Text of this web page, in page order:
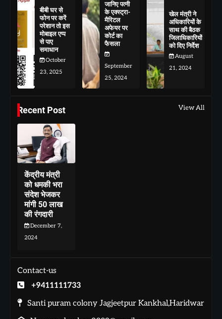
बीबी घर से
फोन पर करें
परेशान तो इस
मोबाइल एप्प
से पाए
समाधान
October
23, 2025
जानिए पत्नी
के एक्स्ट्रा-
मैरिटल
अफेयर पर
कोर्ट का
फैसला
September
25, 2024
खेल मंत्री ने
अधिकारियों के
साथ की बैठक
जिलाधिकारियों
को दिए निर्देश
August
21, 2024
Recent Post View All
केंद्रीय मंत्री
को धमकी भरा
संदेश भेजकर
मांगी 50 लाख
की रंगदारी
December 7,
2024
Contact-us
+9411111733
Santi puram colony Jagjeetpur Kankhal,Haridwar